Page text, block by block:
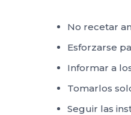
No recetar
Esforzarse
Informar a
Tomarlos
Seguir las